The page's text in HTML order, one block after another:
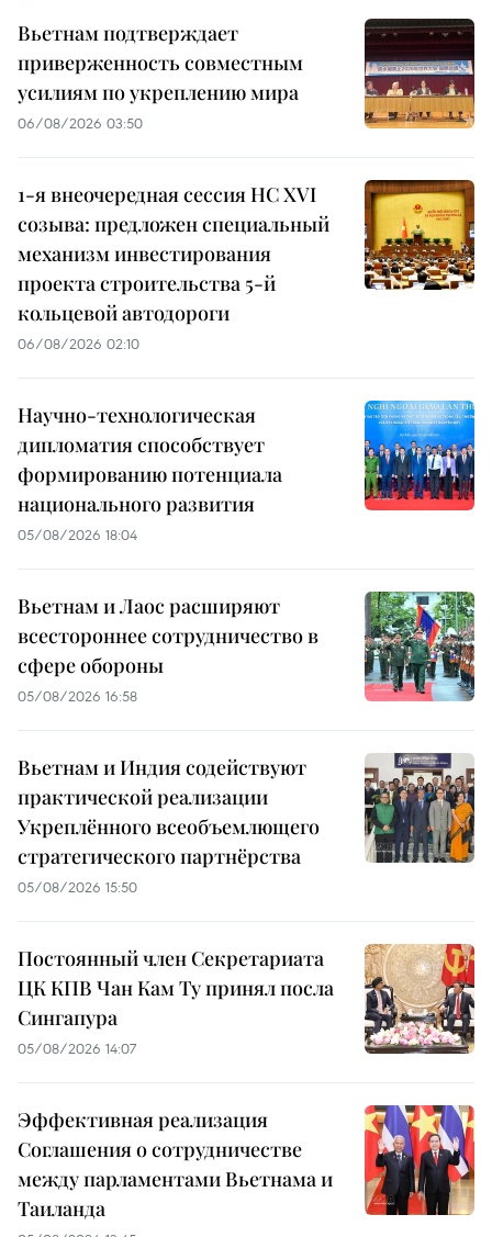
Вьетнам подтверждает
приверженность совместным
усилиям по укреплению мира
06/08/2026 03:50
1-я внеочередная сессия НС XVI
созыва: предложен специальный
механизм инвестирования
проекта строительства 5-й
кольцевой автодороги
06/08/2026 02:10
Научно-технологическая
дипломатия способствует
формированию потенциала
национального развития
05/08/2026 18:04
Вьетнам и Лаос расширяют
всестороннее сотрудничество в
сфере обороны
05/08/2026 16:58
Вьетнам и Индия содействуют
практической реализации
Укреплённого всеобъемлющего
стратегического партнёрства
05/08/2026 15:50
Постоянный член Секретариата
ЦК КПВ Чан Кам Ту принял посла
Сингапура
05/08/2026 14:07
Эффективная реализация
Соглашения о сотрудничестве
между парламентами Вьетнама и
Таиланда